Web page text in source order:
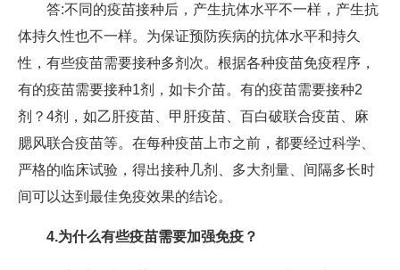
答:不同的疫苗接种后，产生抗体水平不一样，产生抗
体持久性也不一样。为保证预防疾病的抗体水平和持久
性，有些疫苗需要接种多剂次。根据各种疫苗免疫程序，
有的疫苗需要接种1剂，如卡介苗。有的疫苗需要接种2
剂？4剂，如乙肝疫苗、甲肝疫苗、百白破联合疫苗、麻
腮风联合疫苗等。在每种疫苗上市之前，都要经过科学、
严格的临床试验，得出接种几剂、多大剂量、间隔多长时
间可以达到最佳免疫效果的结论。
4.为什么有些疫苗需要加强免疫？